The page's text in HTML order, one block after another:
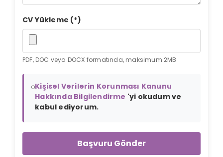
CV Yükleme (*)
PDF, DOC veya DOCX formatında, maksimum 2MB
Kişisel Verilerin Korunması Kanunu
Hakkında Bilgilendirme 'yi okudum ve
kabul ediyorum.
Başvuru Gönder